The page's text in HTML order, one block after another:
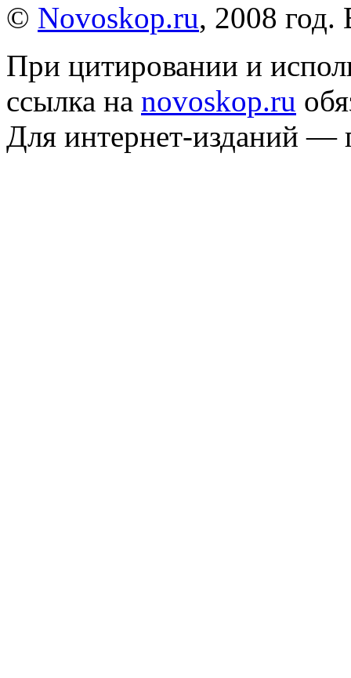
© Novoskop.ru, 2008
При цитировании и
ссылка на novoskop.ru
Для интернет-изданий —